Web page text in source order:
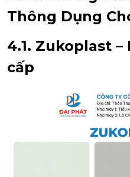
Thông Dụng
4.1. Zukoplast –
cấp